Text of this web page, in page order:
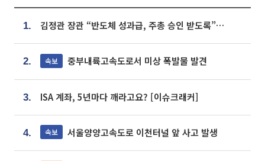
1. 김정관 장관 “반도체 성과급, 주총 승인 받도록”…상법·자본시장법 개정 시사
2. 속보 중부내륙고속도로서 미상 폭발물 발견
3. ISA 계좌, 5년마다 깨라고요? [이슈크래커]
4. 속보 서울양양고속도로 이천터널 앞 사고 발생